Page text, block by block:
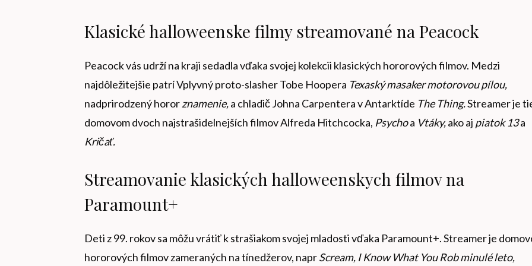
Klasické halloweenske filmy streamované na Peacock
Peacock vás udrží na kraji sedadla vďaka svojej kolekcii klasických hororových filmov. Medzi
najdôležitejšie patríVplyvný proto-slasher Tobe Hoopera Texaský masaker motorovou pílou,
nadprirodzený hororznamenie,a chladič Johna Carpentera v Antarktíde The Thing.Streamer je
domovom dvoch najstrašidelnejších filmov Alfreda Hitchcocka, Psychoa Vtáky,ako aj piatok 13a
Kričať.
Streamovanie klasických halloweenskych filmov na
Paramount+
Deti z 99. rokov sa môžu vrátiť k strašiakom svojej mladosti vďaka Paramount+. Streamer je
hororových filmov zameraných na tínedžerov, naprScream, I Know What You Rob minulé leto,